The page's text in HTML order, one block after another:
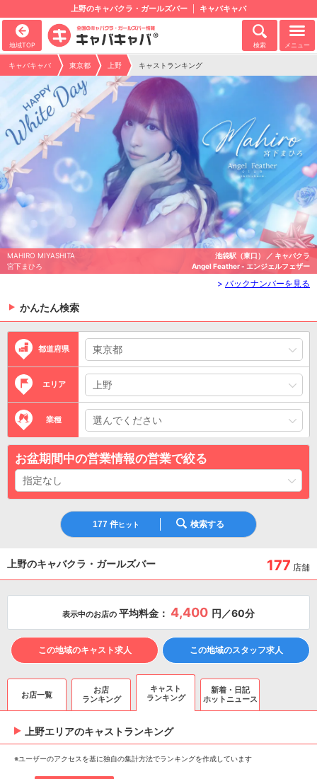
上野のキャバクラ・ガールズバー キャバキャバ
地域TOP 検索 メニュー
キャバキャバ 東京都 上野 キャストランキング
MAHIRO MIYASHITA
宮下まひろ
池袋駅（東口） ／ キャバクラ
Angel Feather - エンジェルフェザー
> バックナンバーを見る
かんたん検索
都道府県
エリア
業種
お盆期間中の営業情報の営業で絞る
177 件ヒット 検索する
上野のキャバクラ・ガールズバー 177 店舗
表示中のお店の 平均料金： 4,400 円／60分
この地域のキャスト求人 この地域のスタッフ求人
お店一覧
お店
ランキング
キャスト
ランキング
新着・日記
ホットニュース
上野エリアのキャストランキング
※ユーザーのアクセスを基に独自の集計方法でランキングを作成しています